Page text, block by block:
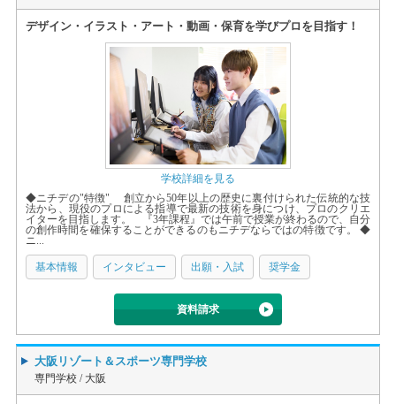
デザイン・イラスト・アート・動画・保育を学びプロを目指す！
学校詳細を見る
◆ニチデの"特徴" 創立から50年以上の歴史に裏付けられた伝統的な技
法から、現役のプロによる指導で最新の技術を身につけ、プロのクリエ
イターを目指します。 『3年課程』では午前で授業が終わるので、自分
の創作時間を確保することができるのもニチデならではの特徴です。 ◆
ニ...
基本情報 インタビュー 出願・入試 奨学金
資料請求
大阪リゾート＆スポーツ専門学校
専門学校 / 大阪